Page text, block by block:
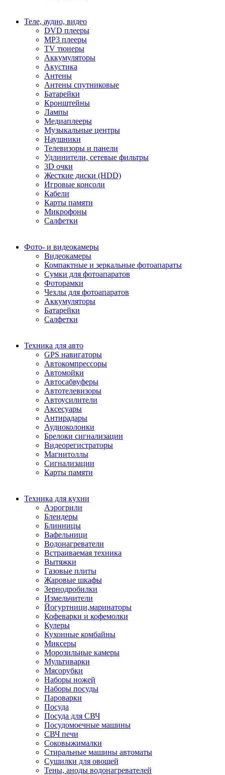
Теле, аудио, видео
DVD плееры
MP3 плееры
TV тюнеры
Аккумуляторы
Акустика
Антены
Антены спутниковые
Батарейки
Кронштейны
Лампы
Медиаплееры
Музыкальные центры
Наушники
Телевизоры и панели
Удлинители, сетевые фильтры
3D очки
Жесткие диски (HDD)
Игровые консоли
Кабели
Карты памяти
Микрофоны
Салфетки
Фото- и видеокамеры
Видеокамеры
Компактные и зеркальные фотоапараты
Сумки для фотоапаратов
Фоторамки
Чехлы для фотоапаратов
Аккумуляторы
Батарейки
Салфетки
Техника для авто
GPS навигаторы
Автокомпрессоры
Автомойки
Автосабвуферы
Автотелевизоры
Автоусилители
Аксесуары
Антирадары
Аудиоколонки
Брелоки сигнализации
Видеорегистраторы
Магнитоллы
Сигнализации
Карты памяти
Техника для кухни
Аэрогрили
Блендеры
Блинницы
Вафельници
Водонагреватели
Встраиваемая техника
Вытяжки
Газовые плиты
Жаровые шкафы
Зернодробилки
Измельчители
Йогуртници,маринаторы
Кофеварки и кофемолки
Кулеры
Кухонные комбайны
Миксеры
Морозильные камеры
Мультиварки
Мясорубки
Наборы ножей
Наборы посуды
Пароварки
Посуда
Посуда для СВЧ
Посудомоечные машины
СВЧ печи
Соковыжималки
Стиральные машины автоматы
Сушилки для овощей
Тены, аноды водонагревателей